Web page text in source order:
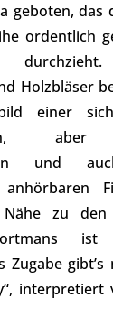
geboten, das
ordentlich
Holzbläser
einer
aber
und
anhörbaren
Nähe zu den
ist
Zugabe gibt’s
interpretiert